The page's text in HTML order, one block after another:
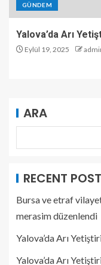
GÜNDEM
Yalova’da Arı
Eylül 19, 2025
ARA
RECENT
Bursa ve etraf
merasim düzenlendi
Yalova’da Arı
Yalova’da Arı